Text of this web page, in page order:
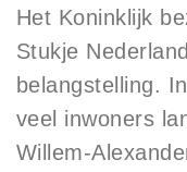
Privacy
Toegankelijkheid
Disclaimer
Het Koninklijk
Stukje
belangstelling.
veel inwoners
Willem-